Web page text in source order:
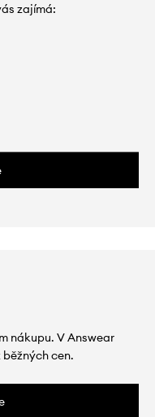
zajímá:
nákupu. V Answear
cen.